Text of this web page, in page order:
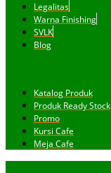
Legalitas
Warna Finishing
SVLK
Blog
Katalog Produk
Produk Ready Stock
Promo
Kursi Cafe
Meja Cafe